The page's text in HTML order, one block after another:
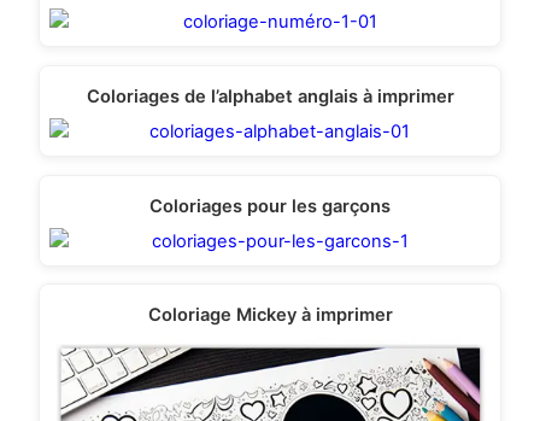
Coloriages de l’alphabet anglais à imprimer
Coloriages pour les garçons
Coloriage Mickey à imprimer